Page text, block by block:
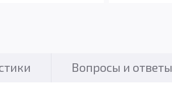
Вопросы и ответы